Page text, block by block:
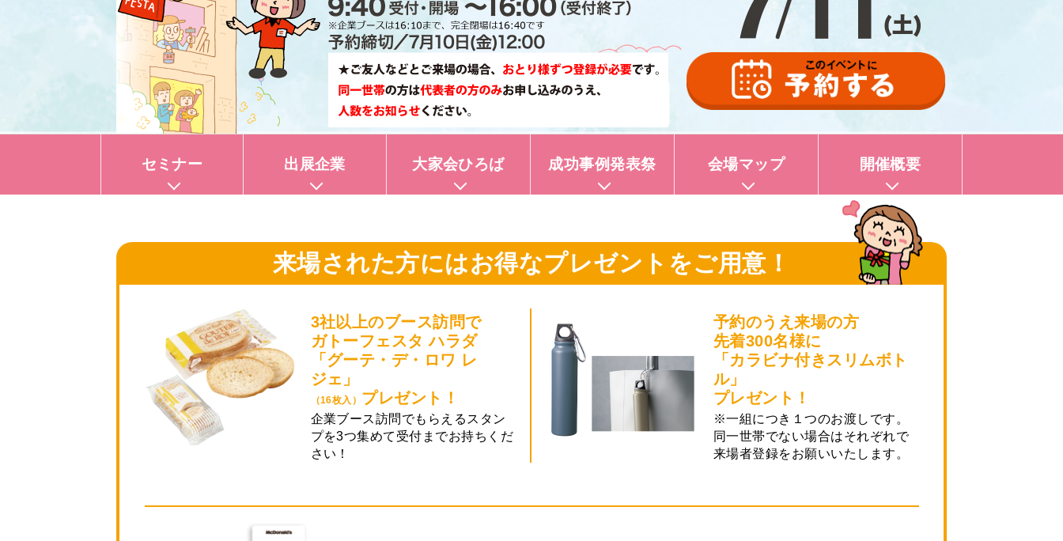
セミナー 出展企業 大家会ひろば 成功事例発表祭 会場マップ 開催概要
来場された方にはお得なプレゼントをご用意！
3社以上のブース訪問で
ガトーフェスタ ハラダ
「グーテ・デ・ロワ レ
ジェ」
（16枚入） プレゼント！
企業ブース訪問でもらえるスタン
プを3つ集めて受付までお持ちくだ
さい！
予約のうえ来場の方
先着300名様に
「カラビナ付きスリムボト
ル」
プレゼント！
※一組につき１つのお渡しです。
同一世帯でない場合はそれぞれで
来場者登録をお願いいたします。